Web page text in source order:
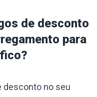
de desconto
para
desconto no seu